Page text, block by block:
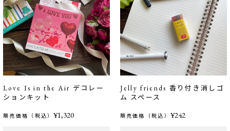
Love Is in the Air デコレー
ションキット
販売価格（税込）¥1,320
Jelly friends 香り付き消しゴ
ム スペース
販売価格（税込） ¥242